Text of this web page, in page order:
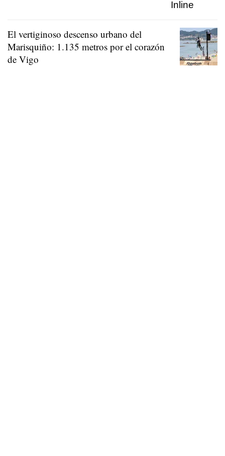
El vertiginoso descenso urbano del
Marisquiño: 1.135 metros por el corazón
de Vigo